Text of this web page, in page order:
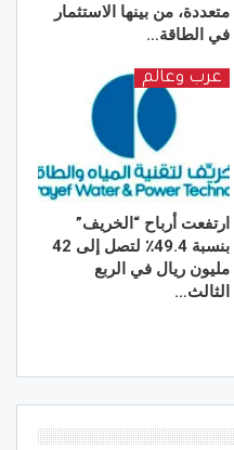
متعددة، من بينها الاستثمار
في الطاقة…
عرب وعالم
ارتفعت أرباح “الخريف”
بنسبة 49.4٪ لتصل إلى 42
مليون ريال في الربع
الثالث…